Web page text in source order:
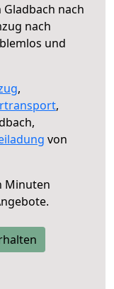
nach
nach
und
,
,
von
Minuten